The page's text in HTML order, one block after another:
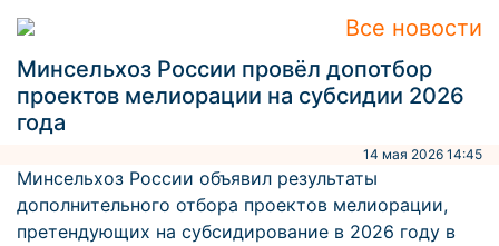
Все новости
Минсельхоз России провёл допотбор
проектов мелиорации на субсидии 2026
года
14 мая 2026 14:45
Минсельхоз России объявил результаты
дополнительного отбора проектов мелиорации,
претендующих на субсидирование в 2026 году в